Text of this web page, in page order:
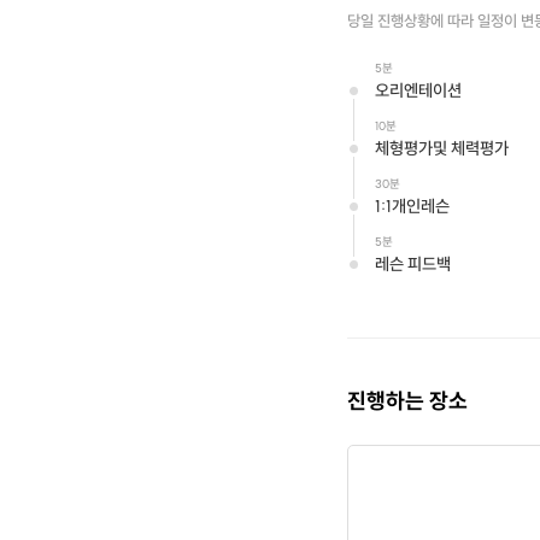
당일 진행상황에 따라 일정이 변
5분
오리엔테이션
10분
체형평가및 체력평가
30분
1:1개인레슨
5분
레슨 피드백
진행하는 장소